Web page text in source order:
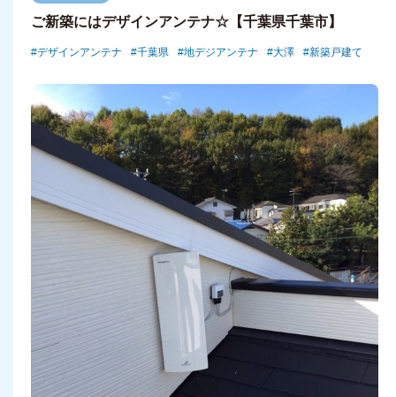
ご新築にはデザインアンテナ☆【千葉県千葉市】
デザインアンテナ 千葉県 地デジアンテナ 大澤 新築戸建て